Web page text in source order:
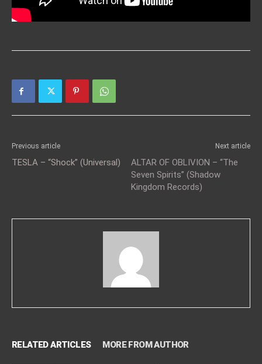
Previous article
TESLA – “Shock” (Universal)
Next article
ALTAR OF OBLIVION – “The
Seven Spirits” (Shadow
Kingdom Records)
RELATED ARTICLES MORE FROM AUTHOR